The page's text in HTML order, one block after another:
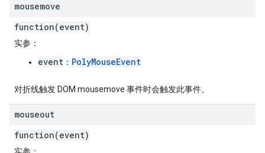
mousemove
function(event)
实参 ：
event ： PolyMouseEvent
对折线触发 DOM mousemove 事件时会触发此事件。
mouseout
function(event)